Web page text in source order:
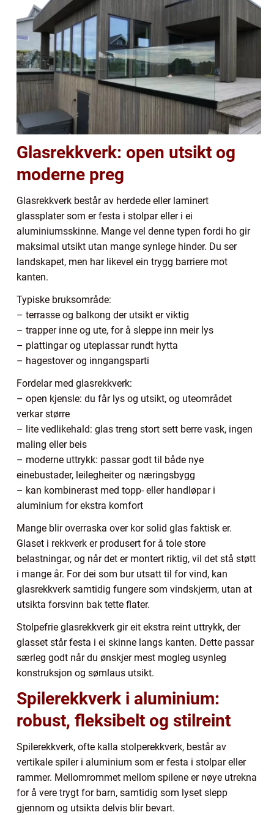
Glasrekkverk: open utsikt og
moderne preg
Glasrekkverk består av herdede eller laminert
glassplater som er festa i stolpar eller i ei
aluminiumsskinne. Mange vel denne typen fordi ho gir
maksimal utsikt utan mange synlege hinder. Du ser
landskapet, men har likevel ein trygg barriere mot
kanten.
Typiske bruksområde:
– terrasse og balkong der utsikt er viktig
– trapper inne og ute, for å sleppe inn meir lys
– plattingar og uteplassar rundt hytta
– hagestover og inngangsparti
Fordelar med glasrekkverk:
– open kjensle: du får lys og utsikt, og uteområdet
verkar større
– lite vedlikehald: glas treng stort sett berre vask, ingen
maling eller beis
– moderne uttrykk: passar godt til både nye
einebustader, leilegheiter og næringsbygg
– kan kombinerast med topp- eller handløpar i
aluminium for ekstra komfort
Mange blir overraska over kor solid glas faktisk er.
Glaset i rekkverk er produsert for å tole store
belastningar, og når det er montert riktig, vil det stå støtt
i mange år. For dei som bur utsatt til for vind, kan
glasrekkverk samtidig fungere som vindskjerm, utan at
utsikta forsvinn bak tette flater.
Stolpefrie glasrekkverk gir eit ekstra reint uttrykk, der
glasset står festa i ei skinne langs kanten. Dette passar
særleg godt når du ønskjer mest mogleg usynleg
konstruksjon og sømlaus utsikt.
Spilerekkverk i aluminium:
robust, fleksibelt og stilreint
Spilerekkverk, ofte kalla stolperekkverk, består av
vertikale spiler i aluminium som er festa i stolpar eller
rammer. Mellomrommet mellom spilene er nøye utrekna
for å vere trygt for barn, samtidig som lyset slepp
gjennom og utsikta delvis blir bevart.